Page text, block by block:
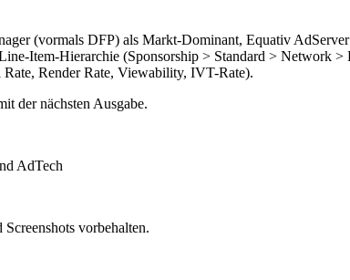
(vormals DFP) als Markt-Dominant, Equativ
Item-Hierarchie (Sponsorship > Standard >
Render Rate, Viewability, IVT-Rate).
der nächsten Ausgabe.
AdTech
vorbehalten.